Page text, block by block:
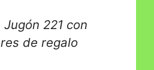
221 con
de regalo